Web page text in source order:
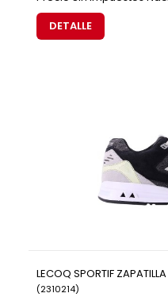
DETALLE
LECOQ SPORTIF
(2310214)